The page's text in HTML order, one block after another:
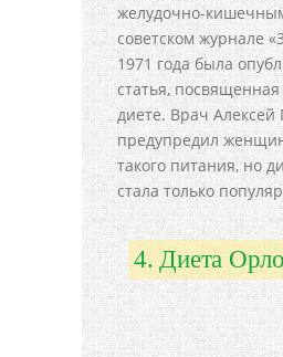
желудочно-
советском журнале
1971 года была
статья, посвященная
диете. Врач Алексей
предупредил
такого питания, но
стала только
4. Диета